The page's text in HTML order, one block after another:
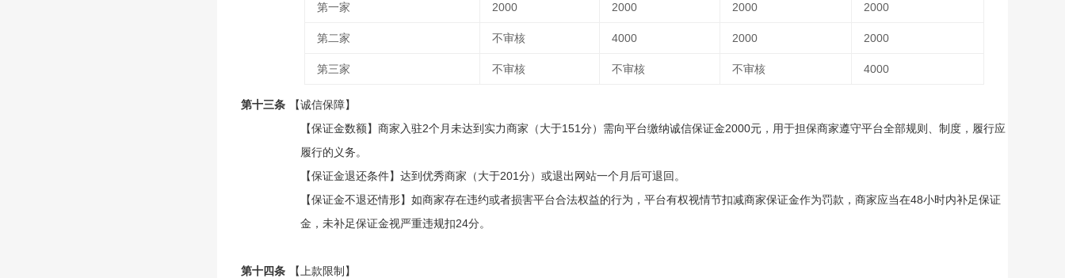
第一家 2000 2000 2000 2000
第二家 不审核 4000 2000 2000
第三家 不审核 不审核 不审核 4000
第十三条
【诚信保障】
【保证金数额】商家入驻2个月未达到实力商家（大于151分）需向平台缴纳诚信保证金2000元，用于担保商家遵守平台全部规则、制度，履行应
履行的义务。
【保证金退还条件】达到优秀商家（大于201分）或退出网站一个月后可退回。
【保证金不退还情形】如商家存在违约或者损害平台合法权益的行为，平台有权视情节扣减商家保证金作为罚款，商家应当在48小时内补足保证
金，未补足保证金视严重违规扣24分。
第十四条
【上款限制】